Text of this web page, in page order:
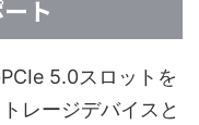
ト
5.0スロットを
レージデバイスと